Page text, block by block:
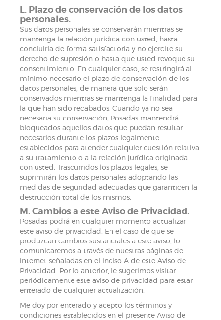
L. Plazo de conservación de los datos
personales.
Sus datos personales se conservarán mientras se
mantenga la relación jurídica con usted, hasta
concluirla de forma satisfactoria y no ejercite su
derecho de supresión o hasta que usted revoque su
consentimiento. En cualquier caso, se restringirá al
mínimo necesario el plazo de conservación de los
datos personales, de manera que solo serán
conservados mientras se mantenga la finalidad para
la que han sido recabados. Cuando ya no sea
necesaria su conservación, Posadas mantendrá
bloqueados aquellos datos que puedan resultar
necesarios durante los plazos legalmente
establecidos para atender cualquier cuestión relativa
a su tratamiento o a la relación jurídica originada
con usted. Trascurridos los plazos legales, se
suprimirán los datos personales adoptando las
medidas de seguridad adecuadas que garanticen la
destrucción total de los mismos.
M. Cambios a este Aviso de Privacidad.
Posadas podrá en cualquier momento actualizar
este aviso de privacidad. En el caso de que se
produzcan cambios sustanciales a este aviso, lo
comunicaremos a través de nuestras páginas de
internet señaladas en el inciso A de este Aviso de
Privacidad. Por lo anterior, le sugerimos visitar
periódicamente este aviso de privacidad para estar
enterado de cualquier actualización.
Me doy por enterado y acepto los términos y
condiciones establecidos en el presente Aviso de